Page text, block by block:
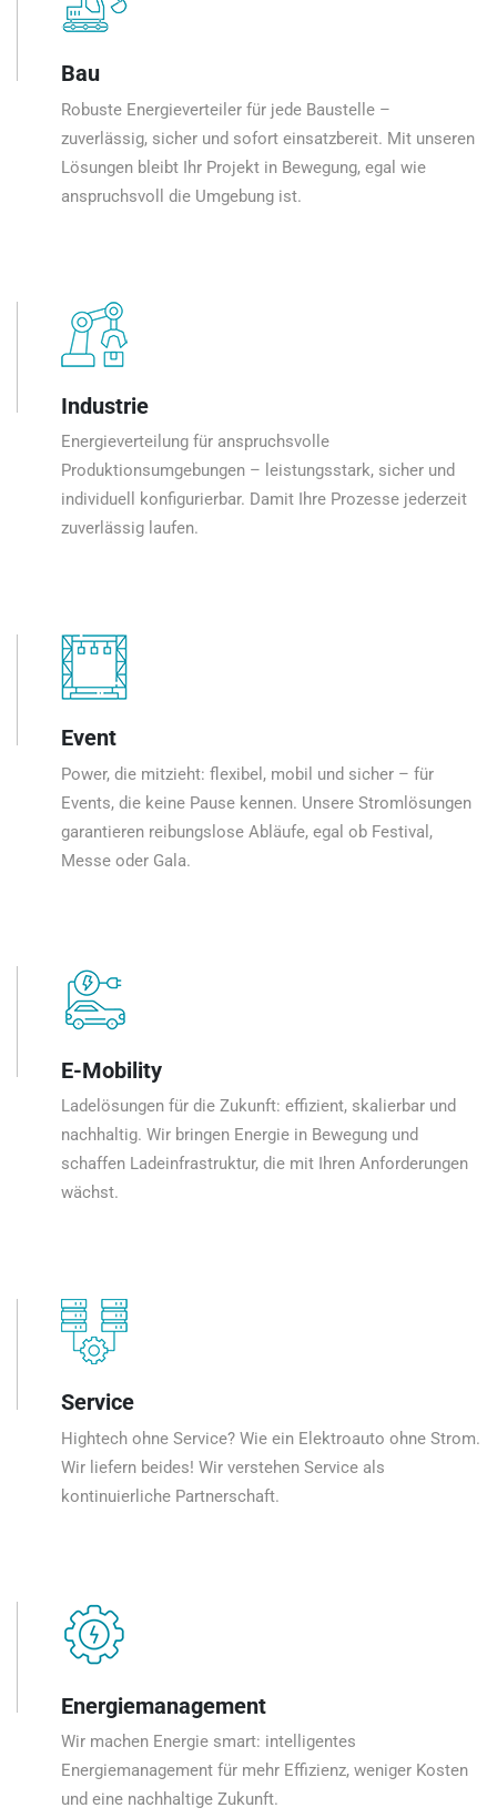
Bau
Robuste Energieverteiler für jede Baustelle –
zuverlässig, sicher und sofort einsatzbereit. Mit unseren
Lösungen bleibt Ihr Projekt in Bewegung, egal wie
anspruchsvoll die Umgebung ist.
Industrie
Energieverteilung für anspruchsvolle
Produktionsumgebungen – leistungsstark, sicher und
individuell konfigurierbar. Damit Ihre Prozesse jederzeit
zuverlässig laufen.
Event
Power, die mitzieht: flexibel, mobil und sicher – für
Events, die keine Pause kennen. Unsere Stromlösungen
garantieren reibungslose Abläufe, egal ob Festival,
Messe oder Gala.
E-Mobility
Ladelösungen für die Zukunft: effizient, skalierbar und
nachhaltig. Wir bringen Energie in Bewegung und
schaffen Ladeinfrastruktur, die mit Ihren Anforderungen
wächst.
Service
Hightech ohne Service? Wie ein Elektroauto ohne Strom.
Wir liefern beides! Wir verstehen Service als
kontinuierliche Partnerschaft.
Energiemanagement
Wir machen Energie smart: intelligentes
Energiemanagement für mehr Effizienz, weniger Kosten
und eine nachhaltige Zukunft.